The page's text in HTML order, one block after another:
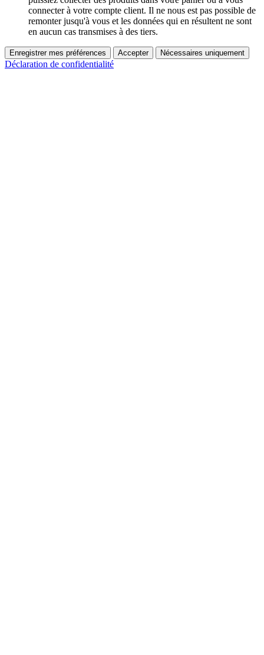
connecter à votre compte client. Il ne nous est pas possible de
remonter jusqu'à vous et les données qui en résultent ne sont
en aucun cas transmises à des tiers.
Enregistrer mes préférences Accepter Nécessaires uniquement
Déclaration de confidentialité